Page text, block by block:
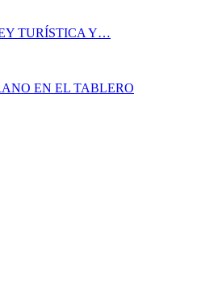
TURÍSTICA Y…
EN EL TABLERO